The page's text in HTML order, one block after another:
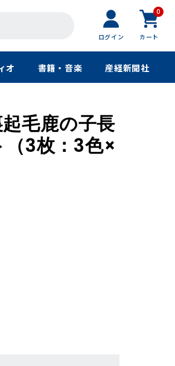
ログイン
0
カート
オ 書籍・音楽 産経新聞社
毛鹿の子長
（3枚：3色×